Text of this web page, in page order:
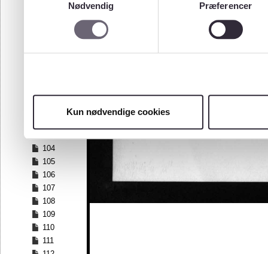
Nødvendig
Præferencer
Kun nødvendige cookies
97
100
104
105
106
107
108
109
110
111